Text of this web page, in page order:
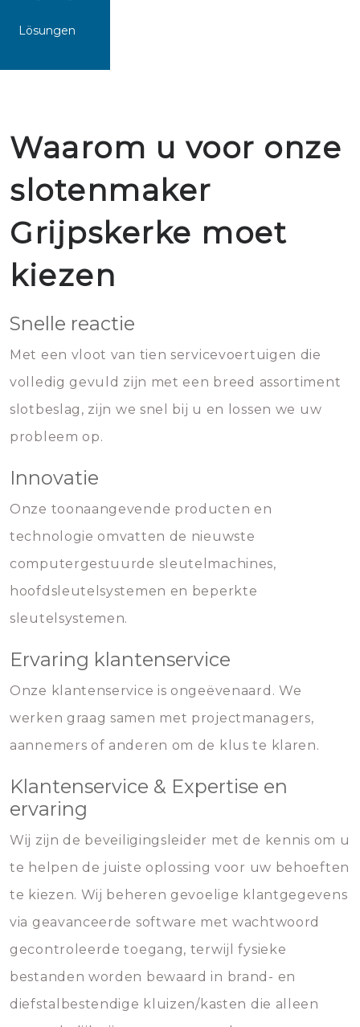
Lösungen
Waarom u voor onze
slotenmaker
Grijpskerke moet
kiezen
Snelle reactie
Met een vloot van tien servicevoertuigen die
volledig gevuld zijn met een breed assortiment
slotbeslag, zijn we snel bij u en lossen we uw
probleem op.
Innovatie
Onze toonaangevende producten en
technologie omvatten de nieuwste
computergestuurde sleutelmachines,
hoofdsleutelsystemen en beperkte
sleutelsystemen.
Ervaring klantenservice
Onze klantenservice is ongeëvenaard. We
werken graag samen met projectmanagers,
aannemers of anderen om de klus te klaren.
Klantenservice & Expertise en
ervaring
Wij zijn de beveiligingsleider met de kennis om u
te helpen de juiste oplossing voor uw behoeften
te kiezen. Wij beheren gevoelige klantgegevens
via geavanceerde software met wachtwoord
gecontroleerde toegang, terwijl fysieke
bestanden worden bewaard in brand- en
diefstalbestendige kluizen/kasten die alleen